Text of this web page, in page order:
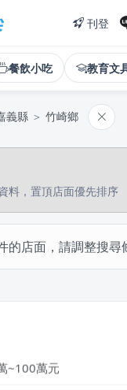
刊登
餐飲小吃 教育文
義縣 ＞ 竹崎鄉
料，置頂店面優先排序
的店面，請調整搜尋
以下
~100萬元